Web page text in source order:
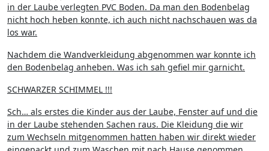
in der Laube verlegten PVC Boden. Da man den Bodenbelag
nicht hoch heben konnte, ich auch nicht nachschauen was da
los war.
Nachdem die Wandverkleidung abgenommen war konnte ich
den Bodenbelag anheben. Was ich sah gefiel mir garnicht.
SCHWARZER SCHIMMEL !!!
Sch… als erstes die Kinder aus der Laube, Fenster auf und die
in der Laube stehenden Sachen raus. Die Kleidung die wir
zum Wechseln mitgenommen hatten haben wir direkt wieder